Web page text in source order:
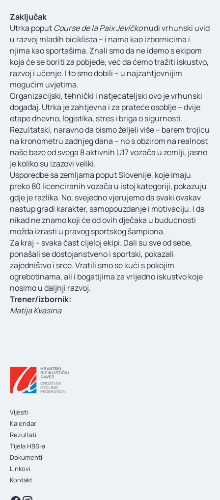
Zaključak
Utrka poputCourse de la Paix Jevíčkonudi vrhunski uvid
u razvoj mladih biciklista – i nama kao izbornicima i
njima kao sportašima. Znali smo da ne idemo s ekipom
koja će se boriti za pobjede, već da ćemo tražiti iskustvo,
razvoj i učenje. I to smo dobili – u najzahtjevnijim
mogućim uvjetima.
Organizacijski, tehnički i natjecateljski ovo je vrhunski
događaj. Utrka je zahtjevna i za prateće osoblje – dvije
etape dnevno, logistika, stres i briga o sigurnosti.
Rezultatski, naravno da bismo željeli više – barem trojicu
na kronometru zadnjeg dana – no s obzirom na realnost
naše baze od svega 8 aktivnih U17 vozača u zemlji, jasno
je koliko su izazovi veliki.
Usporedbe sa zemljama poput Slovenije, koje imaju
preko 80 licenciranih vozača u istoj kategoriji, pokazuju
gdje je razlika. No, svejedno vjerujemo da svaki ovakav
nastup gradi karakter, samopouzdanje i motivaciju. I da
nikad ne znamo koji će od ovih dječaka u budućnosti
možda izrasti u pravog sportskog šampiona.
Za kraj – svaka čast cijeloj ekipi. Dali su sve od sebe,
ponašali se dostojanstveno i sportski, pokazali
zajedništvo i srce. Vratili smo se kući s pokojim
ogrebotinama, ali i bogatijima za vrijedno iskustvo koje
nosimo u daljnji razvoj.
Trener/izbornik:
Matija Kvasina
Vijesti
Kalendar
Rezultati
Tijela HBS-a
Dokumenti
Linkovi
Kontakt